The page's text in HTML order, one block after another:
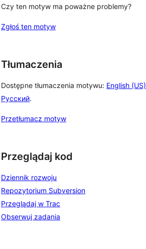
Czy ten motyw ma poważne problemy?
Zgłoś ten motyw
Tłumaczenia
Dostępne tłumaczenia motywu: English (US)
Русский.
Przetłumacz motyw
Przeglądaj kod
Dziennik rozwoju
Repozytorium Subversion
Przeglądaj w Trac
Obserwuj zadania